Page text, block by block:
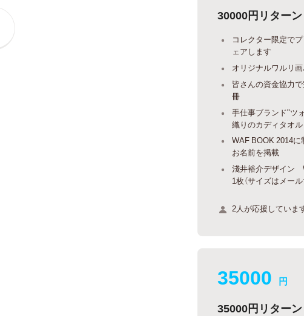
30000円リターン
コレクター限定で
ェアします
オリジナルワルリ
皆さんの資金協力
冊
手仕事ブランド"ツ
織りのカディタオル
WAF BOOK 2014
お名前を掲載
淺井裕介デザイン
1枚（サイズはメー
2人が応援していま
35000 円
35000円リターン